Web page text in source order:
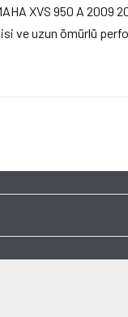
XVS 950 A 2009
ve uzun ömürlü